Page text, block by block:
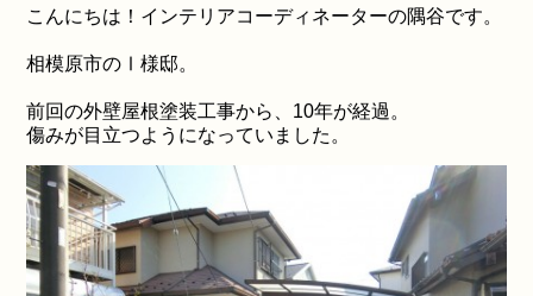
こんにちは！インテリアコーディネーターの隅谷です。
相模原市のⅠ様邸。
前回の外壁屋根塗装工事から、10年が経過。
傷みが目立つようになっていました。